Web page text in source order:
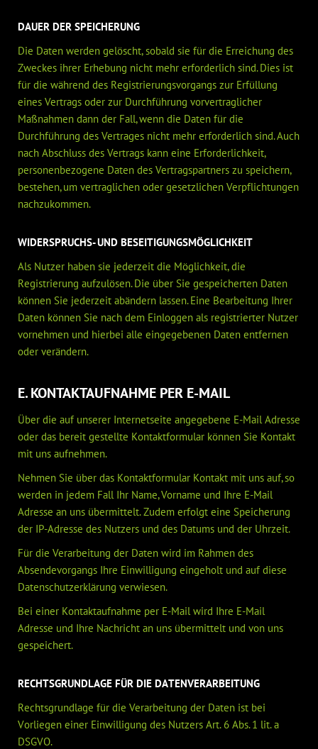
DAUER DER SPEICHERUNG
Die Daten werden gelöscht, sobald sie für die Erreichung des
Zweckes ihrer Erhebung nicht mehr erforderlich sind. Dies ist
für die während des Registrierungsvorgangs zur Erfüllung
eines Vertrags oder zur Durchführung vorvertraglicher
Maßnahmen dann der Fall, wenn die Daten für die
Durchführung des Vertrages nicht mehr erforderlich sind. Auch
nach Abschluss des Vertrags kann eine Erforderlichkeit,
personenbezogene Daten des Vertragspartners zu speichern,
bestehen, um vertraglichen oder gesetzlichen Verpflichtungen
nachzukommen.
WIDERSPRUCHS- UND BESEITIGUNGSMÖGLICHKEIT
Als Nutzer haben sie jederzeit die Möglichkeit, die
Registrierung aufzulösen. Die über Sie gespeicherten Daten
können Sie jederzeit abändern lassen. Eine Bearbeitung Ihrer
Daten können Sie nach dem Einloggen als registrierter Nutzer
vornehmen und hierbei alle eingegebenen Daten entfernen
oder verändern.
E. KONTAKTAUFNAHME PER E-MAIL
Über die auf unserer Internetseite angegebene E-Mail Adresse
oder das bereit gestellte Kontaktformular können Sie Kontakt
mit uns aufnehmen.
Nehmen Sie über das Kontaktformular Kontakt mit uns auf, so
werden in jedem Fall Ihr Name, Vorname und Ihre E-Mail
Adresse an uns übermittelt. Zudem erfolgt eine Speicherung
der IP-Adresse des Nutzers und des Datums und der Uhrzeit.
Für die Verarbeitung der Daten wird im Rahmen des
Absendevorgangs Ihre Einwilligung eingeholt und auf diese
Datenschutzerklärung verwiesen.
Bei einer Kontaktaufnahme per E-Mail wird Ihre E-Mail
Adresse und Ihre Nachricht an uns übermittelt und von uns
gespeichert.
RECHTSGRUNDLAGE FÜR DIE DATENVERARBEITUNG
Rechtsgrundlage für die Verarbeitung der Daten ist bei
Vorliegen einer Einwilligung des Nutzers Art. 6 Abs. 1 lit. a
DSGVO.